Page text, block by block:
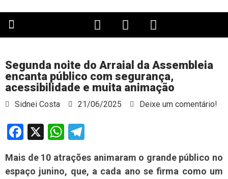
Segunda noite do Arraial da Assembleia
encanta público com segurança,
acessibilidade e muita animação
Sidnei Costa 21/06/2025 Deixe um comentário!
Facebook
X WhatsApp
Mais de 10 atrações animaram o grande público no
espaço junino, que, a cada ano se firma como um